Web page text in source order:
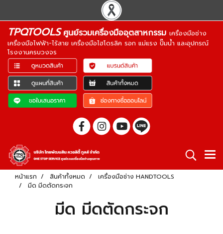
TPQTOOLSศูนย์รวมเครื่องมืออุตสาหกรรม เครื่องมือช่าง
เครื่องมือไฟฟ้า-ไร้สาย เครื่องมือไฮโดรลิค รอก แม่แรง ปั๊มน้ำ และอุปกรณ์
โรงงานครบวงจร
หน้าแรก สินค้าทั้งหมด
เครื่องมือช่าง HANDTOOLS
มีด มีดตัดกระจก
มีด มีดตัดกระจก